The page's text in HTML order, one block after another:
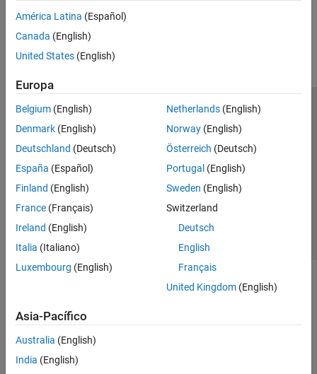
América Latina (Español)
Canada (English)
United States (English)
Europa
Belgium (English)
Denmark (English)
Deutschland (Deutsch)
España (Español)
Finland (English)
France (Français)
Ireland (English)
Italia (Italiano)
Luxembourg (English)
Netherlands(English)
Norway(English)
Österreich (Deutsch)
Portugal (English)
Sweden (English)
Switzerland
Deutsch
English
Français
United Kingdom(English)
Asia-Pacífico
Australia (English)
India (English)
Centro de confianza
Marcas comerciales
Política de privacidad
Antipiratería
Estado de las aplicaciones
Información de contacto
© 1994-2026 The MathWorks, Inc.